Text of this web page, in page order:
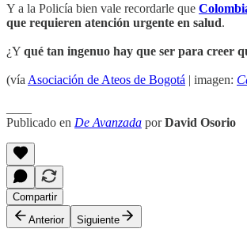
Y a la Policía bien vale recordarle que
que requieren atención urgente en salud.
¿Y qué tan ingenuo hay que ser para creer
(vía Asociación de Ateos de Bogotá | imagen:
Publicado en De Avanzada porDavid Osorio
Compartir
Anterior
Siguiente